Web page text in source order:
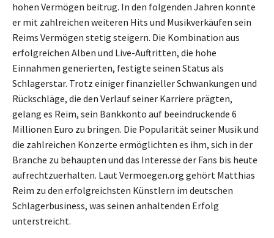
hohen Vermögen beitrug. In den folgenden Jahren konnte
er mit zahlreichen weiteren Hits und Musikverkäufen sein
Reims Vermögen stetig steigern. Die Kombination aus
erfolgreichen Alben und Live-Auftritten, die hohe
Einnahmen generierten, festigte seinen Status als
Schlagerstar. Trotz einiger finanzieller Schwankungen und
Rückschläge, die den Verlauf seiner Karriere prägten,
gelang es Reim, sein Bankkonto auf beeindruckende 6
Millionen Euro zu bringen. Die Popularität seiner Musik und
die zahlreichen Konzerte ermöglichten es ihm, sich in der
Branche zu behaupten und das Interesse der Fans bis heute
aufrechtzuerhalten. Laut Vermoegen.org gehört Matthias
Reim zu den erfolgreichsten Künstlern im deutschen
Schlagerbusiness, was seinen anhaltenden Erfolg
unterstreicht.